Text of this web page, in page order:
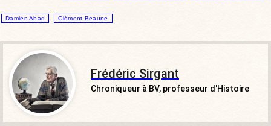
Damien Abad Clément Beaune
Frédéric Sirgant
Chroniqueur à BV, professeur d'Histoire